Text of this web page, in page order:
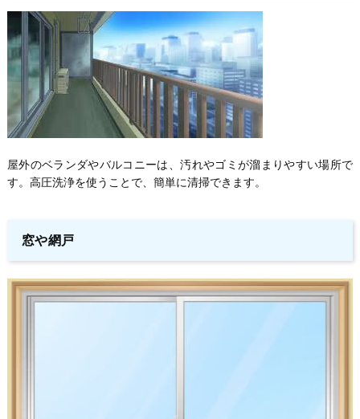
屋外のベランダやバルコニーは、汚れやゴミが溜まりやすい場所で
す。高圧洗浄を使うことで、簡単に清掃できます。
窓や網戸